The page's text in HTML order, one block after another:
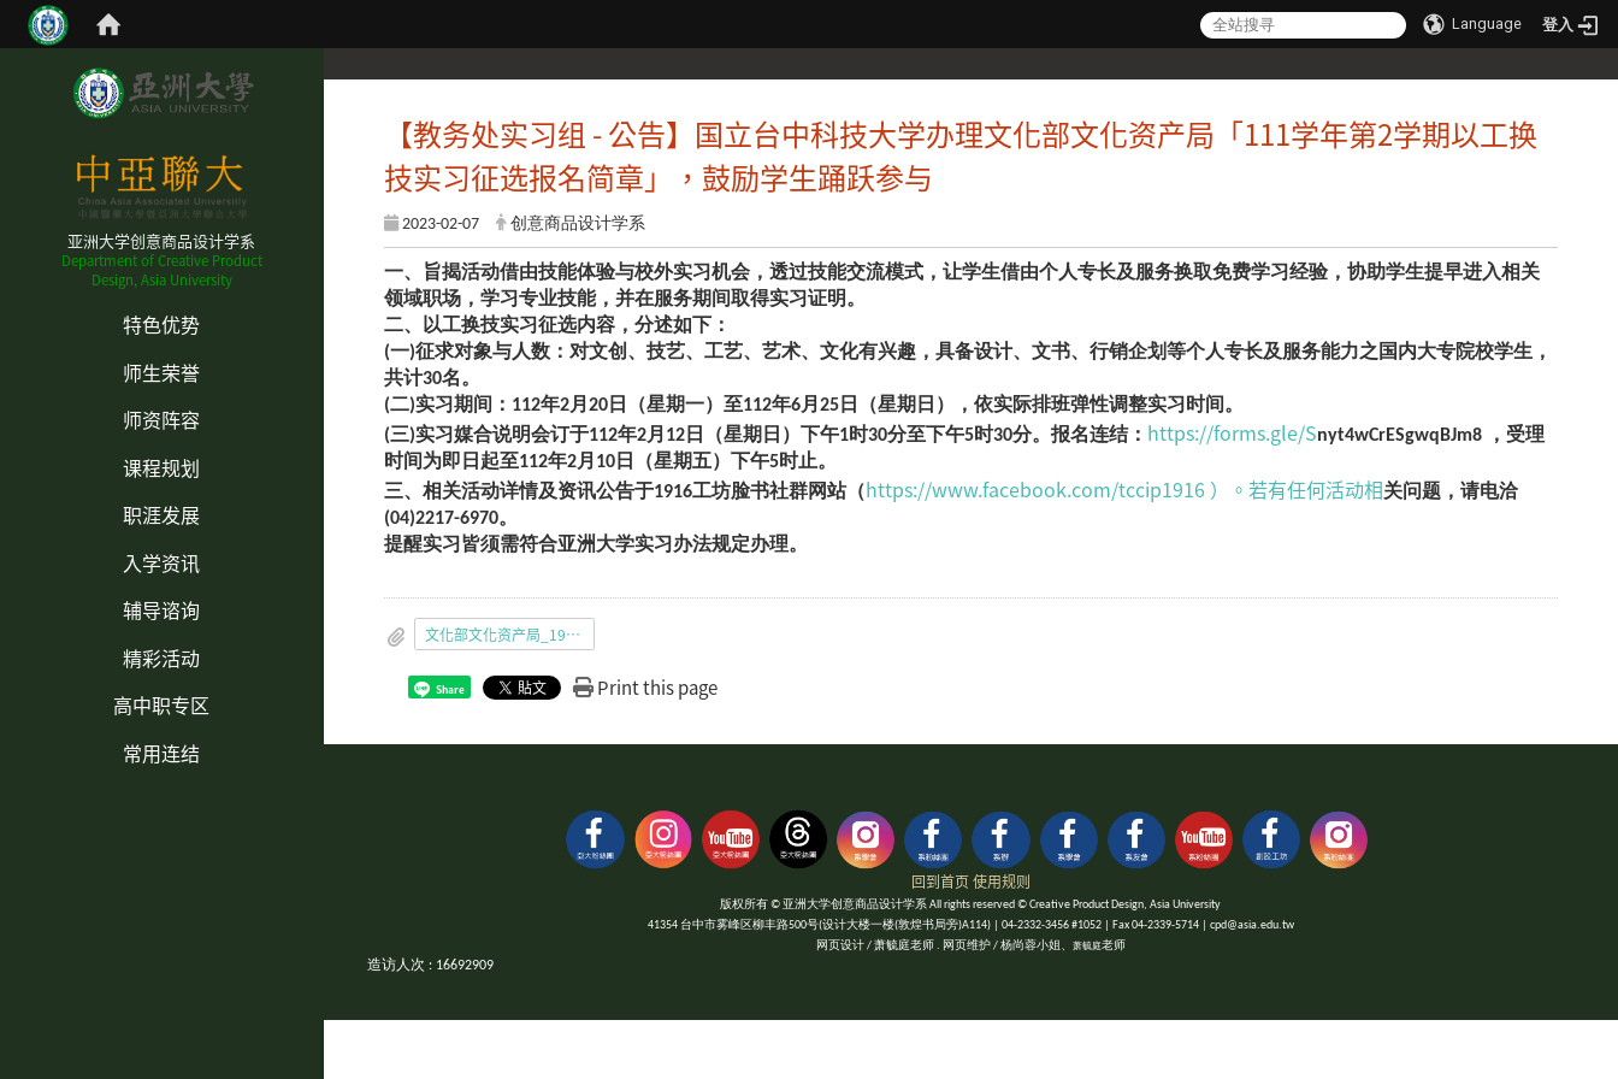
Language 登入
亚洲大学创意商品设计学系
Department of Creative Product
Design, Asia University
特色优势
师生荣誉
师资阵容
课程规划
职涯发展
入学资讯
辅导谘询
精彩活动
高中职专区
常用连结
【教务处实习组 - 公告】国立台中科技大学办理文化部文化资产局「111学年第2学期以工换
技实习征选报名简章」，鼓励学生踊跃参与
2023-02-07 创意商品设计学系
一、旨揭活动借由技能体验与校外实习机会，透过技能交流模式，让学生借由个人专长及服务换取免费学习经验，协助学生提早进入相关
领域职场，学习专业技能，并在服务期间取得实习证明。
二、以工换技实习征选内容，分述如下：
(一)征求对象与人数：对文创、技艺、工艺、艺术、文化有兴趣，具备设计、文书、行销企划等个人专长及服务能力之国内大专院校学生，
共计30名。
(二)实习期间：112年2月20日（星期一）至112年6月25日（星期日），依实际排班弹性调整实习时间。
(三)实习媒合说明会订于112年2月12日（星期日）下午1时30分至下午5时30分。报名连结： https://forms.gle/Snyt4wCrESgwqBJm8 ，受理
时间为即日起至112年2月10日（星期五）下午5时止。
三、相关活动详情及资讯公告于1916工坊脸书社群网站（https://www.facebook.com/tccip1916 ）。若有任何活动相关问题，请电洽
(04)2217-6970。
提醒实习皆须需符合亚洲大学实习办法规定办理。
文化部文化资产局_1916_工坊.pdf
Share Print this page
回到首页使用规则
版权所有 © 亚洲大学创意商品设计学系 All rights reserved © Creative Product Design, Asia University
41354 台中市雾峰区柳丰路500号(设计大楼一楼(敦煌书局旁)A114) | 04-2332-3456 #1052 | Fax 04-2339-5714 | cpd@asia.edu.tw
网页设计 / 萧毓庭老师 . 网页维护 / 杨尚蓉小姐、 萧毓庭老师
造访人次 : 16692909